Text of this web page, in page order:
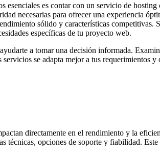
esenciales es contar con un servicio de
necesarias para ofrecer una experiencia
sólido y características
específicas de tu proyecto web.
a tomar una decisión informada.
se adapta mejor a tus requerimientos y
directamente en el rendimiento y la
técnicas, opciones de soporte y fiabilidad.